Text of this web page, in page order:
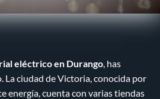
eléctrico en Durango, has
La ciudad de Victoria, conocida por
energía, cuenta con varias tiendas